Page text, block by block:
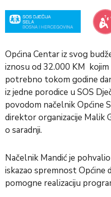
content
Općina Centar iz svog
iznosu od 32.000 KM
potrebno tokom godine
iz jedne porodice u SOS
povodom načelnik Općine
direktor organizacije Malik
o saradnji.
Načelnik Mandić je
iskazao spremnost Općine
pomogne realizaciju